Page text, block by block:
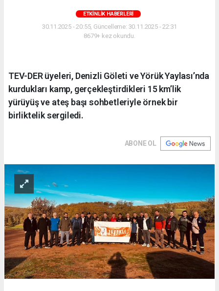
ETKINLIK HABERLERI
30.11.2025 - 20:55, Güncelleme: 30.11.2025 - 22:31
8679+ kez okundu.
TEV-DER üyeleri, Denizli Göleti ve Yörük Yaylası’nda
kurdukları kamp, gerçekleştirdikleri 15 km’lik
yürüyüş ve ateş başı sohbetleriyle örnek bir
birliktelik sergiledi.
ABONE OL